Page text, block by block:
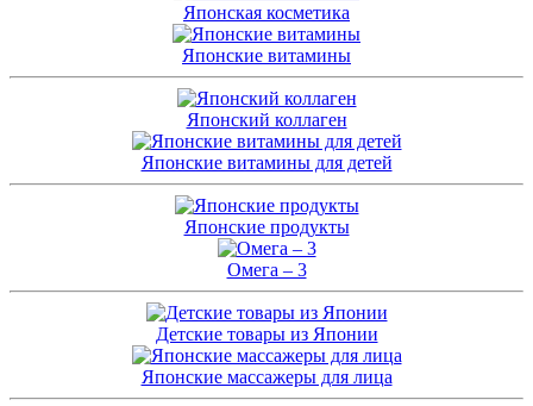
Японская косметика
Японские витамины
Японский коллаген
Японские витамины для детей
Японские продукты
Омега – 3
Детские товары из Японии
Японские массажеры для лица